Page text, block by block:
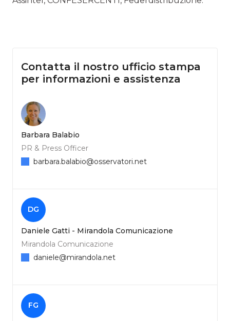
Contatta il nostro ufficio stampa
per informazioni e assistenza
Barbara Balabio
PR & Press Officer
barbara.balabio@osservatori.net
DG
Daniele Gatti - Mirandola Comunicazione
Mirandola Comunicazione
daniele@mirandola.net
FG